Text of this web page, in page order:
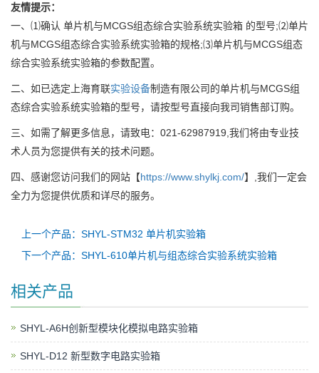
友情提示：
一、⑴确认 单片机与MCGS组态综合实验系统实验箱 的型号;⑵单片
机与MCGS组态综合实验系统实验箱的规格;⑶单片机与MCGS组态
综合实验系统实验箱的参数配置。
二、如已选定上海育联实验设备制造有限公司的单片机与MCGS组
态综合实验系统实验箱的型号，请按型号直接向我司销售部订购。
三、如需了解更多信息，请致电：021-62987919,我们将由专业技
术人员为您提供有关的技术问题。
四、感谢您访问我们的网站【https://www.shylkj.com/】,我们一定会
全力为您提供优质和详尽的服务。
上一个产品：SHYL-STM32 单片机实验箱
下一个产品：SHYL-610单片机与组态综合实验系统实验箱
相关产品
SHYL-A6H创新型模块化模拟电路实验箱
SHYL-D12 新型数字电路实验箱